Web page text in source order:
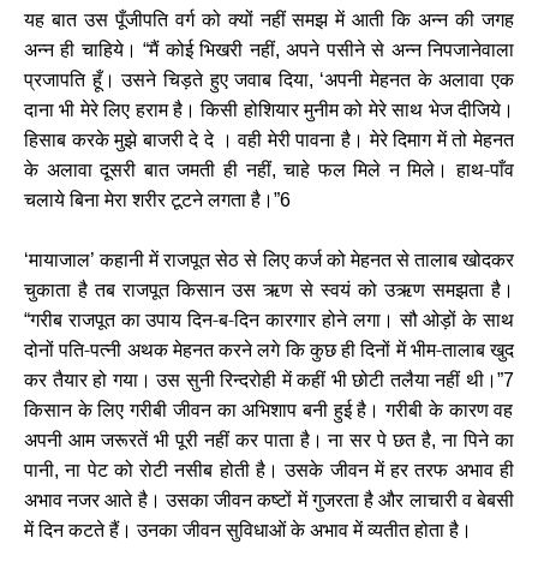
यह बात उस पूँजीपति वर्ग को क्यों नहीं समझ में आती कि अन्न की जगह
अन्न ही चाहिये।“मैं कोई भिखरी नहीं,अपने पसीने से अन्न निपजानेवाला
प्रजापति हूँ। उसने चिड़ते हुए जवाब दिया, ‘अपनी मेहनत के अलावा एक
दाना भी मेरे लिए हराम है। किसी होशियार मुनीम को मेरे साथ भेज दीजिये।
हिसाब करके मुझे बाजरी दे दे । वही मेरी पावना है। मेरे दिमाग में तो मेहनत
के अलावा दूसरी बात जमती ही नहीं,चाहे फल मिले न मिले। हाथ-पाँव
चलाये बिना मेरा शरीर टूटने लगता है। ”6
‘मायाजाल’कहानी में राजपूत सेठ से लिए कर्ज को मेहनत से तालाब खोदकर
चुकाता है तब राजपूत किसान उस ऋण से स्वयं को उऋण समझता है।
“गरीब राजपूत का उपाय दिन-ब-दिन कारगार होने लगा। सौ ओड़ों के साथ
दोनों पति-पत्नी अथक मेहनत करने लगे कि कुछ ही दिनों में भीम-तालाब खुद
कर तैयार हो गया। उस सुनी रिन्दरोही में कहीं भी छोटी तलैया नहीं थी। ”7
किसान के लिए गरीबी जीवन का अभिशाप बनी हुई है। गरीबी के कारण वह
अपनी आम जरूरतें भी पूरी नहीं कर पाता है। ना सर पे छत है,ना पिने का
पानी,ना पेट को रोटी नसीब होती है। उसके जीवन में हर तरफ अभाव ही
अभाव नजर आते है। उसका जीवन कष्टों में गुजरता है और लाचारी व बेबसी
में दिन कटते हैं। उनका जीवन सुविधाओं के अभाव में व्यतीत होता है।